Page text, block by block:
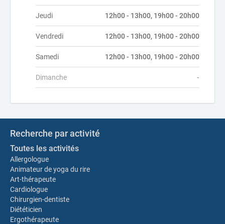
Jeudi 12h00 - 13h00, 19h00 - 20h00
Vendredi 12h00 - 13h00, 19h00 - 20h00
Samedi 12h00 - 13h00, 19h00 - 20h00
Dimanche -
Recherche par activité
Toutes les activités
Allergologue
Animateur de yoga du rire
Art-thérapeute
Cardiologue
Chirurgien-dentiste
Diététicien
Ergothérapeute